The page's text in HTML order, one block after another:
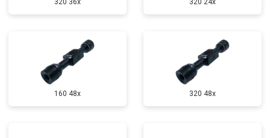
320 36x 320 24x
160 48x 320 48x